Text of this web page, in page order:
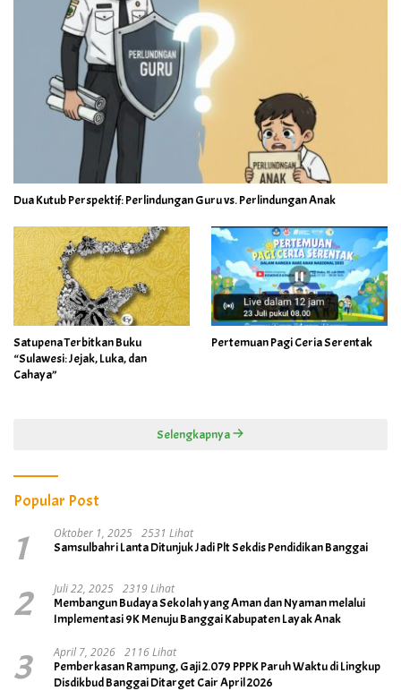
Dua Kutub Perspektif: Perlindungan Guru vs. Perlindungan Anak
Satupena Terbitkan Buku
“Sulawesi: Jejak, Luka, dan
Cahaya”
Pertemuan Pagi Ceria Serentak
Selengkapnya
Popular Post
1 Oktober 1, 2025 2531 Lihat
Samsulbahri Lanta Ditunjuk Jadi Plt Sekdis Pendidikan Banggai
2 Juli 22, 2025 2319 Lihat
Membangun Budaya Sekolah yang Aman dan Nyaman melalui
Implementasi 9K Menuju Banggai Kabupaten Layak Anak
3 April 7, 2026 2116 Lihat
Pemberkasan Rampung, Gaji 2.079 PPPK Paruh Waktu di Lingkup
Disdikbud Banggai Ditarget Cair April 2026